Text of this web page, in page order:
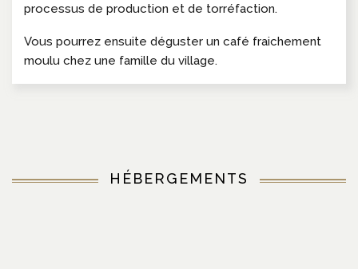
processus de production et de torréfaction.
Vous pourrez ensuite déguster un café fraichement
moulu chez une famille du village.
HÉBERGEMENTS